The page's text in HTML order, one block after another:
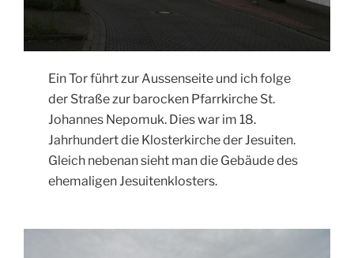
Ein Tor führt zur Aussenseite und ich folge
der Straße zur barocken Pfarrkirche St.
Johannes Nepomuk. Dies war im 18.
Jahrhundert die Klosterkirche der Jesuiten.
Gleich nebenan sieht man die Gebäude des
ehemaligen Jesuitenklosters.